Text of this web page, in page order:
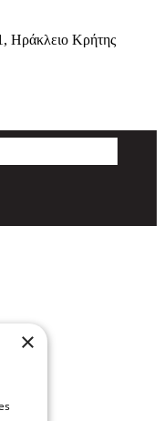
, Ηράκλειο Κρήτης
×